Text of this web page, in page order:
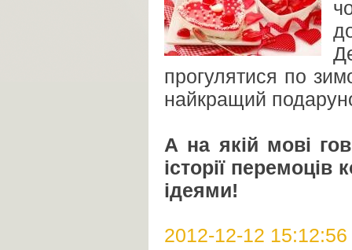
прогулятися по
найкращий
А на якій мові
історії
ідеями!
2012-12-12 15:12:56